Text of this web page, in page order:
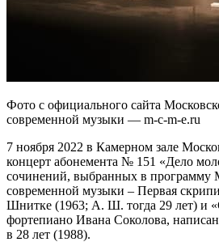
Фото с официального сайта
современной музыки — m-c-m-e.ru
7 ноября 2022 в Камерном зале
концерт абонемента № 151 «Дело
сочинений, выбранных в программу
современной музыки – Первая
Шнитке (1963; А. Ш. тогда 29 лет) и
фортепиано Ивана Соколова,
в 28 лет (1988).